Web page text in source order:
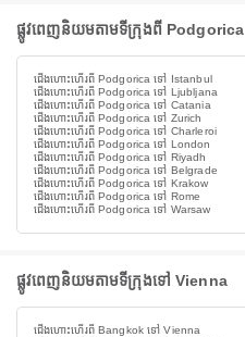
ផ្លូវពេញនិយមតាមទីក្រុងពី Podgorica
ជើងហោះហើរពី Podgorica ទៅ Istanbul
ជើងហោះហើរពី Podgorica ទៅ Ljubljana
ជើងហោះហើរពី Podgorica ទៅ Catania
ជើងហោះហើរពី Podgorica ទៅ Zurich
ជើងហោះហើរពី Podgorica ទៅ Charleroi
ជើងហោះហើរពី Podgorica ទៅ London
ជើងហោះហើរពី Podgorica ទៅ Riyadh
ជើងហោះហើរពី Podgorica ទៅ Belgrade
ជើងហោះហើរពី Podgorica ទៅ Krakow
ជើងហោះហើរពី Podgorica ទៅ Rome
ជើងហោះហើរពី Podgorica ទៅ Warsaw
ផ្លូវពេញនិយមតាមទីក្រុងទៅ Vienna
ជើងហោះហើរពី Bangkok ទៅ Vienna